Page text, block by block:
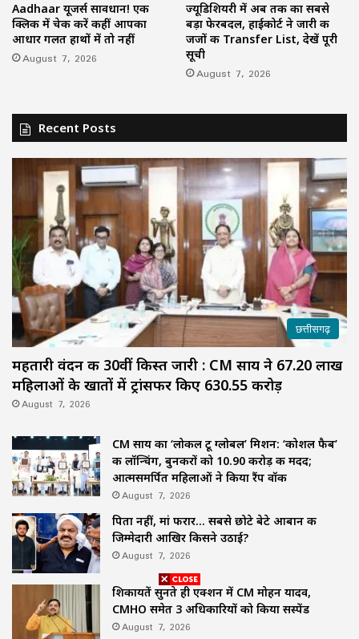
Aadhaar यूजर्स सावधान! एक
क्लिक में चेक करें कहीं आपका
आधार गलत हाथों में तो नहीं
August 7, 2026
ज्यूडिशियरी में अब तक का सबसे
बड़ा फेरबदल, हाईकोर्ट ने जारी की
जजों की Transfer List, देखें पूरी
सूची
August 7, 2026
Recent Posts
छत्तीसगढ़
महतारी वंदन की 30वीं किस्त जारी : CM साय ने 67.20 लाख
महिलाओं के खातों में ट्रांसफर किए ₹630.55 करोड़
August 7, 2026
CM साय का ‘लोकल टू ग्लोबल’ मिशन: ‘कोशल फैब’
की लॉन्चिंग, बुनकरों को 10.90 करोड़ की मदद;
आत्मसमर्पित महिलाओं ने किया रैंप वॉक
August 7, 2026
पिता नहीं, मां फरार… सबसे छोटे बेटे आबान की
जिम्मेदारी आखिर किसने उठाई?
August 7, 2026
शिकायतें सुनते ही एक्शन में CM मोहन यादव,
CMHO समेत 3 अधिकारियों को किया सस्पेंड
August 7, 2026